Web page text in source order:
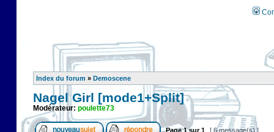
Index du forum » Demoscene
Nagel Girl [mode1+Split]
Modérateur: poulette73
Page1sur1 [ 6 message(s) ]